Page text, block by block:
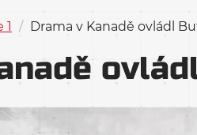
1 / Drama v Kanadě ovládl